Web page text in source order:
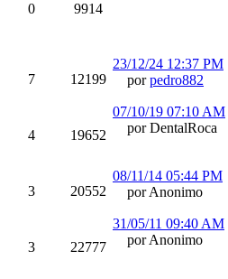
0 9914
7 12199
23/12/24 12:37 PM
porpedro882
4 19652
07/10/19 07:10 AM
por DentalRoca
3 20552
08/11/14 05:44 PM
por Anonimo
3 22777
31/05/11 09:40 AM
por Anonimo